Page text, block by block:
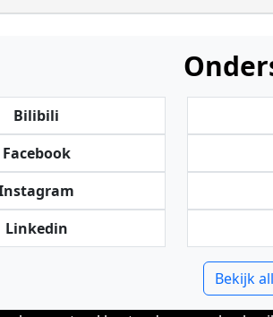
Bilibili
Facebook
Linkedin
Bekijk